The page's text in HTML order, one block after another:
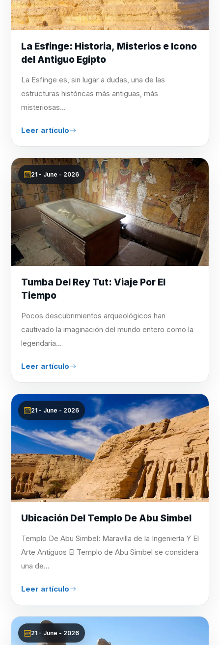
La Esfinge: Historia, Misterios e Icono
del Antiguo Egipto
La Esfinge es, sin lugar a dudas, una de las
estructuras históricas más antiguas, más
misteriosas...
Leer artículo
21 - June - 2026
Tumba Del Rey Tut: Viaje Por El
Tiempo
Pocos descubrimientos arqueológicos han
cautivado la imaginación del mundo entero como la
legendaria...
Leer artículo
21 - June - 2026
Ubicación Del Templo De Abu Simbel
Templo De Abu Simbel: Maravilla de la Ingeniería Y El
Arte Antiguos El Templo de Abu Simbel se considera
una de...
Leer artículo
21 - June - 2026